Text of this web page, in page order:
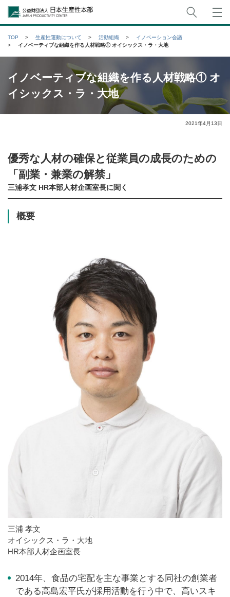
公益財団法人日本生産性本部
TOP 生産性運動について 活動組織
イノベーション会議
イノベーティブな組織を作る人材戦略① オイシックス・ラ・大地
イノベーティブな組織を作る人材戦略① オ
イシックス・ラ・大地
2021年4月13日
優秀な人材の確保と従業員の成長のための
「副業・兼業の解禁」
三浦孝文 HR本部人材企画室長に聞く
概要
三浦 孝文
オイシックス・ラ・大地
HR本部人材企画室長
2014年、食品の宅配を主な事業とする同社の創業者
である高島宏平氏が採用活動を行う中で、高いスキ